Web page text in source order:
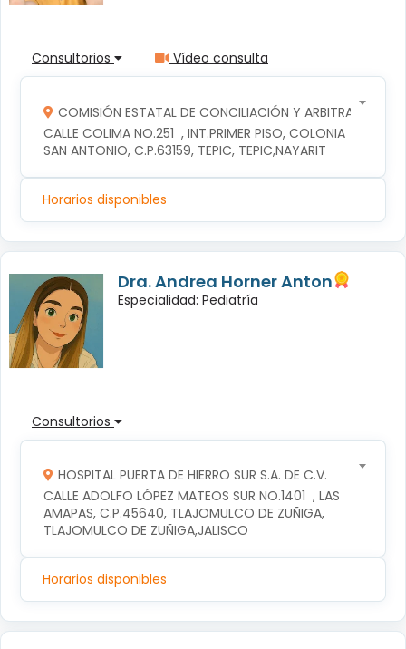
Consultorios Vídeo consulta
COMISIÓN ESTATAL DE CONCILIACIÓN Y ARBITRAJE
CALLE COLIMA NO.251  , INT.PRIMER PISO, COLONIA
SAN ANTONIO, C.P.63159, TEPIC, TEPIC,NAYARIT
Horarios disponibles
Dra. Andrea Horner Anton
Especialidad: Pediatría
Consultorios
HOSPITAL PUERTA DE HIERRO SUR S.A. DE C.V.
CALLE ADOLFO LÓPEZ MATEOS SUR NO.1401  , LAS
AMAPAS, C.P.45640, TLAJOMULCO DE ZUÑIGA,
TLAJOMULCO DE ZUÑIGA,JALISCO
Horarios disponibles